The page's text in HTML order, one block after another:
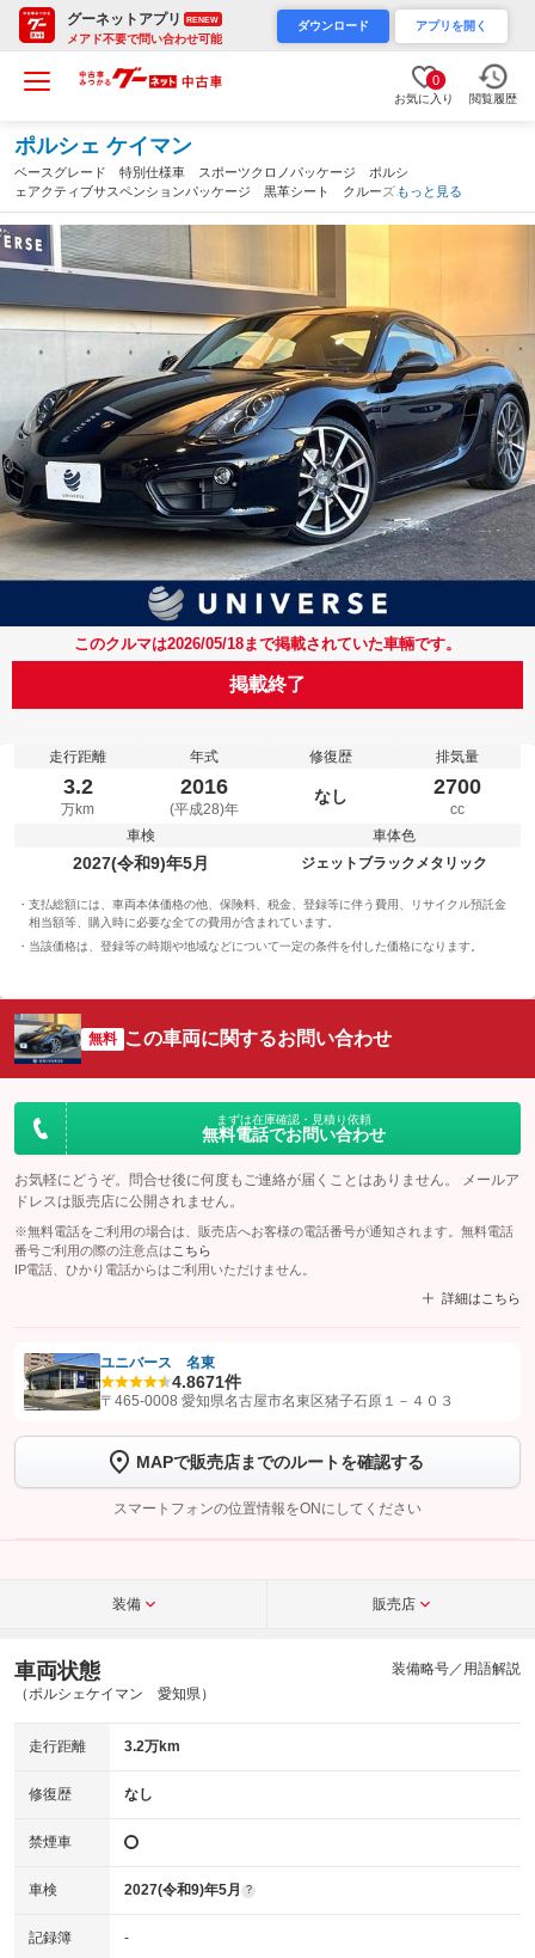
グーネットアプリ RENEW
メアド不要で問い合わせ可能
ダウンロード アプリを開く
0
お気に入り 閲覧履歴
ポルシェ ケイマン
ベースグレード 特別仕様車 スポーツクロノパッケージ ポルシ
ェアクティブサスペンションパッケージ 黒革シート クルーズコ
ントロール 前後クリアランスソナー バックカメラ シートヒー
ター ＥＴＣ ＢＯＳＥサウンド 禁煙（愛知県）
もっと見る
このクルマは2026/05/18まで掲載されていた車輛です。
掲載終了
走行距離
3.2
万km
年式
2016
(平成28)年
修復歴
なし
排気量
2700
cc
車検
2027(令和9)年5月
車体色
ジェットブラックメタリック
支払総額には、車両本体価格の他、保険料、税金、登録等に伴う費用、リサイクル預託金
相当額等、購入時に必要な全ての費用が含まれています。
当該価格は、登録等の時期や地域などについて一定の条件を付した価格になります。
無料 この車両に関するお問い合わせ
まずは在庫確認・見積り依頼
無料電話でお問い合わせ
お気軽にどうぞ。問合せ後に何度もご連絡が届くことはありません。 メールア
ドレスは販売店に公開されません。
※無料電話をご利用の場合は、販売店へお客様の電話番号が通知されます。無料電話
番号ご利用の際の注意点は こちら
IP電話、ひかり電話からはご利用いただけません。
詳細はこちら
【STEP1】認証画面でグーネットを友だち追加してから「許可する」ボタンを押
トーク画面で
ボタンをタップして問い合わせを
完了してください。
こちら
ユニバース 名東
4.8671件
〒465-0008 愛知県名古屋市名東区猪子石原１－４０３
MAPで販売店までのルートを確認する
スマートフォンの位置情報をONにしてください
装備 販売店
車両状態
（ポルシェケイマン 愛知県）
装備略号／用語解説
走行距離 3.2万km
修復歴 なし
禁煙車
車検 2027(令和9)年5月 ?
記録簿 -